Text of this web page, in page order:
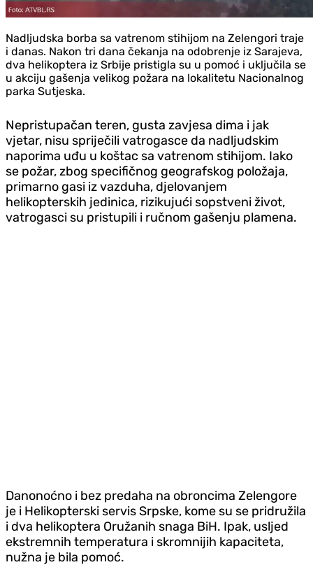
Nadljudska borba sa vatrenom stihijom na Zelengori traje
i danas. Nakon tri dana čekanja na odobrenje iz Sarajeva,
dva helikoptera iz Srbije pristigla su u pomoć i uključila se
u akciju gašenja velikog požara na lokalitetu Nacionalnog
parka Sutjeska.
Nepristupačan teren, gusta zavjesa dima i jak
vjetar, nisu spriječili vatrogasce da nadljudskim
naporima uđu u koštac sa vatrenom stihijom. Iako
se požar, zbog specifičnog geografskog položaja,
primarno gasi iz vazduha, djelovanjem
helikopterskih jedinica, rizikujući sopstveni život,
vatrogasci su pristupili i ručnom gašenju plamena.
Danonoćno i bez predaha na obroncima Zelengore
je i Helikopterski servis Srpske, kome su se pridružila
i dva helikoptera Oružanih snaga BiH. Ipak, usljed
ekstremnih temperatura i skromnijih kapaciteta,
nužna je bila pomoć.